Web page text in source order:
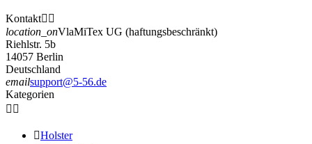
Kontakt 
location_onVlaMiTex UG (haftungsbeschränkt)
Riehlstr. 5b
14057 Berlin
Deutschland
emailsupport@5-56.de
Kategorien
 
Holster